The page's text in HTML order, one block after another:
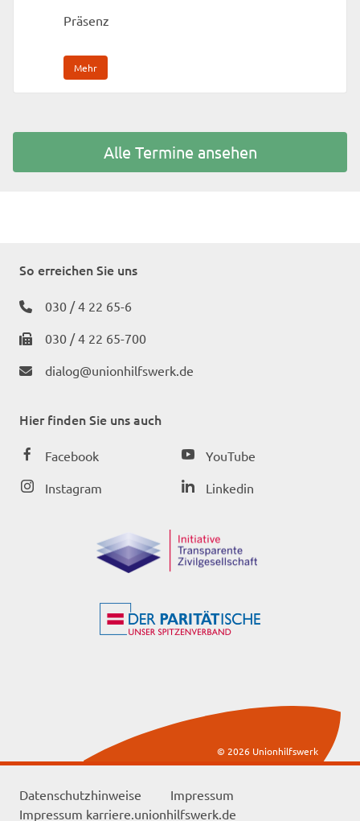
Präsenz
Mehr
Alle Termine ansehen
So erreichen Sie uns
030 / 4 22 65-6
030 / 4 22 65-700
dialog@unionhilfswerk.de
Hier finden Sie uns auch
Facebook
Instagram
YouTube
Linkedin
© 2026 Unionhilfswerk
Datenschutzhinweise
Impressum
Impressum karriere.unionhilfswerk.de